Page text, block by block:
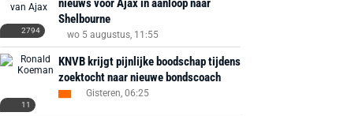
2794
nieuws voor Ajax in aanloop naar
Shelbourne
wo 5 augustus, 11:55
11
KNVB krijgt pijnlijke boodschap tijdens
zoektocht naar nieuwe bondscoach
Gisteren, 06:25